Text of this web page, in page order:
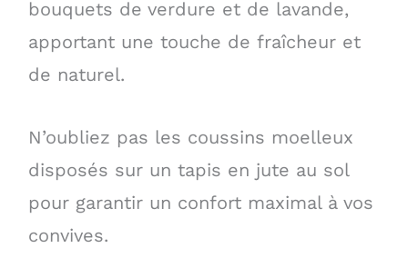
bouquets de verdure et de lavande,
apportant une touche de fraîcheur et
de naturel.
N’oubliez pas les coussins moelleux
disposés sur un tapis en jute au sol
pour garantir un confort maximal à vos
convives.